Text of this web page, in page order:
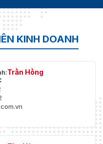
KINH DOANH
Trần Hồng